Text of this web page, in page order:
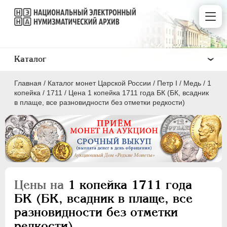
Главная / Каталог монет Царской России / Пeтр I / Медь / 1
копейка / 1711 / Цена 1 копейка 1711 года БК (БК, всадник
в плаще, все разновидности без отметки редкости)
Цены на 1 копейка 1711 года
БК (БК, всадник в плаще, все
разновидности без отметки
Каталог
ПEТР I 1699 - 1725
Серебро
Медь
5 копеек